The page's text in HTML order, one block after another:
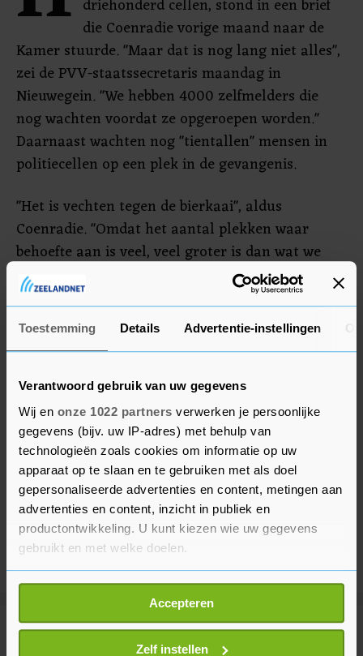
Toestemming Details Advertentie-instellingen
Verantwoord gebruik van uw gegevens
Wij en onze 1022 partners verwerken je persoonlijke
gegevens (bijv. uw IP-adres) met behulp van
technologieën zoals cookies om informatie op uw
apparaat op te slaan en te gebruiken met als doel
gepersonaliseerde advertenties en content, metingen aan
advertenties en content, inzicht in publiek en
productontwikkeling. U kunt kiezen wie uw gegevens
gebruikt en met welke doelen.
Als u het toestaat, willen we ook graag:
Informatie verzamelen over uw geografische
locatie, die tot een paar meter nauwkeurig kan zijn
Uw apparaat identificeren door het actief te
Accepteren
Zelf instellen
driehonderd cellen, stond in een brief
die Coenradie vorige maand naar de
Kamer stuurde. "Maar dat is nog lang niet alles",
zei de PVV-staatssecretaris maandag in
Nieuwegein. "We hebben 4000 zelfmelders die
nog wachten voordat ze opgeroepen worden."
Daarnaast wachten nog "tientallen" mensen in
politiecellen op een plek in de gevangenis.
"Het is vechten tegen de bierkaai", aldus
Coenradie. "Omdat het aantal plekken waar
behoefte aan is veel, veel groter is dan wat we
allemaal doen aan personele werving."
Meer uit Politiek